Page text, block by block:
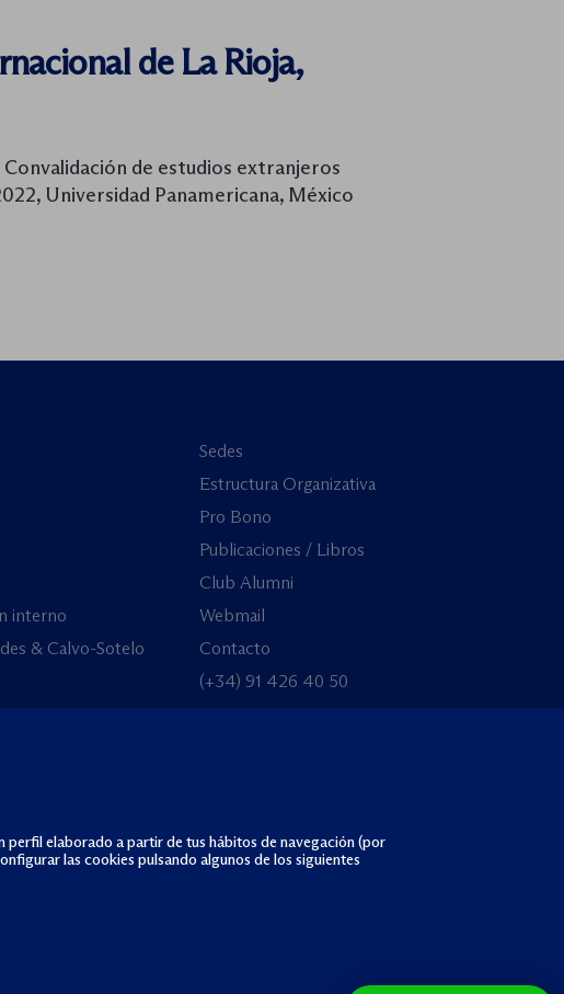
de La Rioja,
de estudios extranjeros
Universidad Panamericana, México
interno
& Calvo-Sotelo
Sedes
Estructura Organizativa
Pro Bono
Publicaciones / Libros
Club Alumni
Webmail
Contacto
(+34) 91 426 40 50
elaborado a partir de tus hábitos de navegación (por
las cookies pulsando algunos de los siguientes